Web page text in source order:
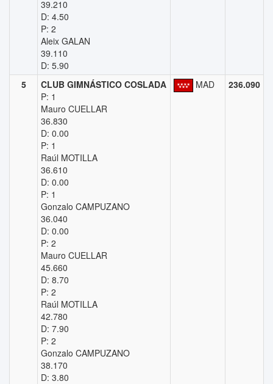
39.210
D: 4.50
P: 2
Aleix GALAN
39.110
D: 5.90
5
CLUB GIMNÁSTICO COSLADA
P: 1
Mauro CUELLAR
36.830
D: 0.00
P: 1
Raúl MOTILLA
36.610
D: 0.00
P: 1
Gonzalo CAMPUZANO
36.040
D: 0.00
P: 2
Mauro CUELLAR
45.660
D: 8.70
P: 2
Raúl MOTILLA
42.780
D: 7.90
P: 2
Gonzalo CAMPUZANO
38.170
D: 3.80
MAD 236.090